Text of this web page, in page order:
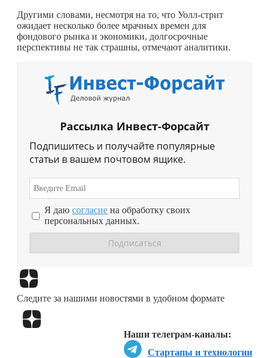
Другими словами, несмотря на то, что Уолл-стрит
ожидает несколько более мрачных времен для
фондового рынка и экономики, долгосрочные
перспективы не так страшны, отмечают аналитики.
Рассылка Инвест-Форсайт
Подпишитесь и получайте популярные
статьи в вашем почтовом ящике.
Я даю согласие на обработку своих
персональных данных.
Следите за нашими новостями в удобном формате
Наши телеграм-каналы:
Стартапы и технологии